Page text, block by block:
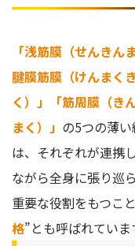
3.マッサージボー
4.マッサージボー
ローラー）」
1.全身をほぐせ
2.フォームローラ
3.フォームローラ
「浅筋膜（せんき
腱膜筋膜（けんまく
く）」「筋周膜（き
まく）」 の5つの薄い
は、それぞれが連携
ながら全身に張り巡
重要な役割をもつこ
格”とも呼ばれていま